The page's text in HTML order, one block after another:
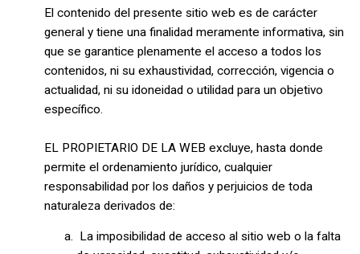
El contenido del presente sitio web es de carácter
general y tiene una finalidad meramente informativa, sin
que se garantice plenamente el acceso a todos los
contenidos, ni su exhaustividad, corrección, vigencia o
actualidad, ni su idoneidad o utilidad para un objetivo
específico.
EL PROPIETARIO DE LA WEB excluye, hasta donde
permite el ordenamiento jurídico, cualquier
responsabilidad por los daños y perjuicios de toda
naturaleza derivados de:
La imposibilidad de acceso al sitio web o la falta